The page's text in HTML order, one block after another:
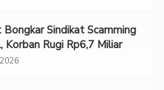
Sindikat Scamming
Korban Rugi Rp6,7 Miliar